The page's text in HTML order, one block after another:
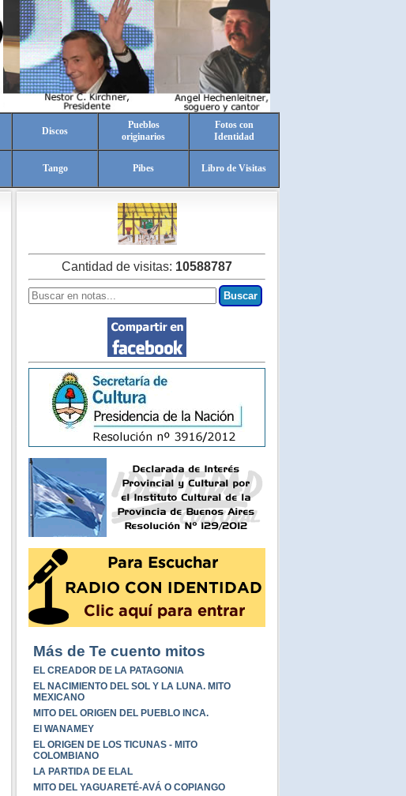
Discos
Pueblos
originarios
Fotos con
Identidad
Tango Pibes Libro de Visitas
Cantidad de visitas: 10588787
Más de Te cuento mitos
EL CREADOR DE LA PATAGONIA
EL NACIMIENTO DEL SOL Y LA LUNA. MITO
MEXICANO
MITO DEL ORIGEN DEL PUEBLO INCA.
El WANAMEY
EL ORIGEN DE LOS TICUNAS - MITO
COLOMBIANO
LA PARTIDA DE ELAL
MITO DEL YAGUARETÉ-AVÁ O COPIANGO